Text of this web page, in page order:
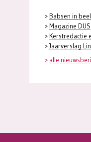
>Babsen in
>Magazine DUS
>Kerstredactie
>Jaarverslag
> alle